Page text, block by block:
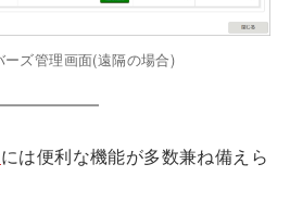
ーズ管理画面(遠隔の場合)
には便利な機能が多数兼ね備えら